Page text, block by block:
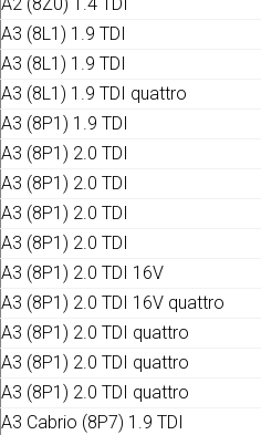
A2 (8Z0) 1.4 TDI
A3 (8L1) 1.9 TDI
A3 (8L1) 1.9 TDI
A3 (8L1) 1.9 TDI quattro
A3 (8P1) 1.9 TDI
A3 (8P1) 2.0 TDI
A3 (8P1) 2.0 TDI
A3 (8P1) 2.0 TDI
A3 (8P1) 2.0 TDI
A3 (8P1) 2.0 TDI 16V
A3 (8P1) 2.0 TDI 16V quattro
A3 (8P1) 2.0 TDI quattro
A3 (8P1) 2.0 TDI quattro
A3 (8P1) 2.0 TDI quattro
A3 Cabrio (8P7) 1.9 TDI